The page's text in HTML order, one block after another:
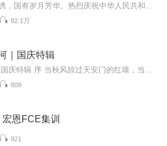
82.1万
｜国庆特辑
808
恩FCE集训
921